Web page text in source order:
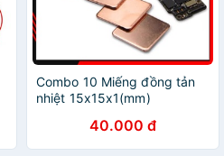
Combo 10 Miếng đồng tản
nhiệt 15x15x1(mm)
40.000 đ